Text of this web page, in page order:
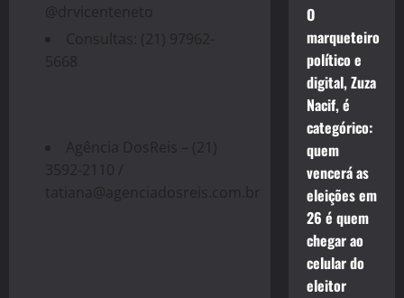
@drvicenteneto
Consultas: (21) 97962-
5668
Agência DosReis – (21)
3592-2110 /
tatiana@agenciadosreis.com.br
O
marqueteiro
político e
digital, Zuza
Nacif, é
categórico:
quem
vencerá as
eleições em
26 é quem
chegar ao
celular do
eleitor